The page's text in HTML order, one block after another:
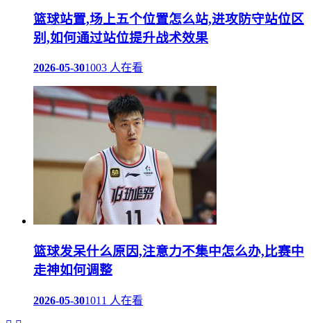
篮球站置,场上五个位置怎么站,进攻防守站位区
别,如何通过站位提升战术效果
2026-05-301003 人在看
篮球发呆什么原因,注意力不集中怎么办,比赛中
走神如何调整
2026-05-301011 人在看